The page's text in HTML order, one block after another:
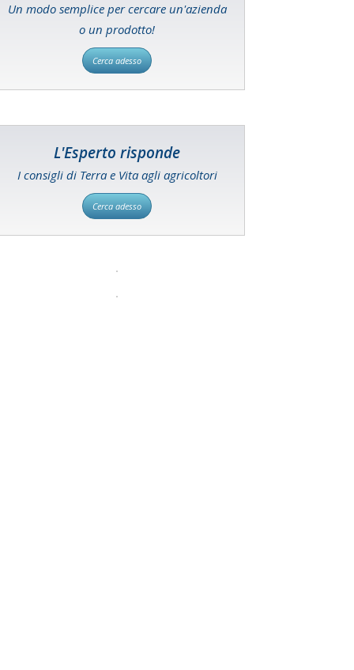
Un modo semplice per cercare un'azienda
o un prodotto!
Cerca adesso
L'Esperto risponde
I consigli di Terra e Vita agli agricoltori
Cerca adesso